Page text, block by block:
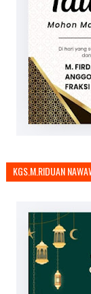
KGS.M.RIDUAN